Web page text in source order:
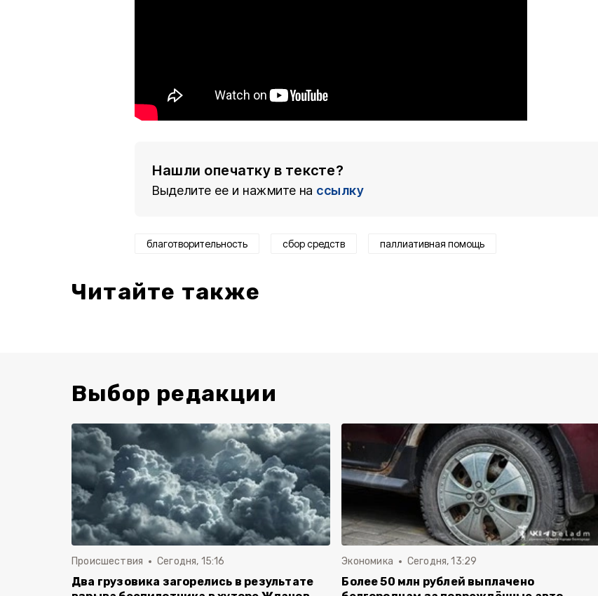
Нашли опечатку в тексте?
Выделите ее и нажмите на ссылку
благотворительность сбор средств паллиативная помощь
Читайте также
Выбор редакции
Происшествия Сегодня, 15:16
Два грузовика загорелись в результате
Экономика Сегодня, 13:29
Более 50 млн рублей выплачено